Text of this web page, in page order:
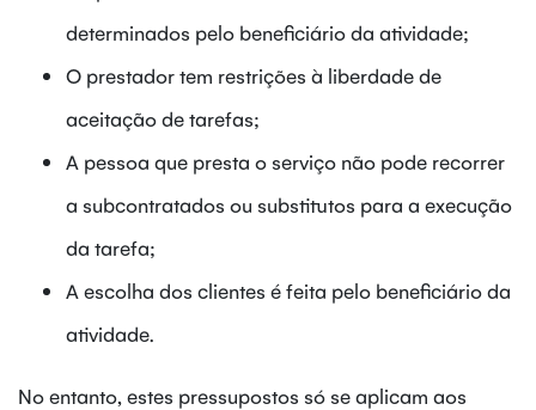
determinados pelo beneficiário da atividade;
O prestador tem restrições à liberdade de
aceitação de tarefas;
A pessoa que presta o serviço não pode recorrer
a subcontratados ou substitutos para a execução
da tarefa;
A escolha dos clientes é feita pelo beneficiário da
atividade.
No entanto, estes pressupostos só se aplicam aos